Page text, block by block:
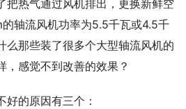
把热气通过风机排出，更换新鲜空
轴流风机功率为5.5千瓦或4.5千
么那些装了很多个大型轴流风机的
，感觉不到改善的效果？
好的原因有三个：